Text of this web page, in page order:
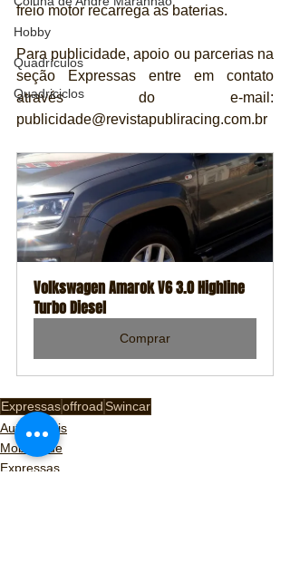
Hobby
Quadrículos
Quadriciclos
freio motor recarrega as baterias.
Para publicidade, apoio ou parcerias na
seção Expressas entre em contato
através do e-mail:
publicidade@revistapubliracing.com.br
Volkswagen Amarok V6 3.0 Highline
Turbo Diesel
Comprar
Expressasoffroad Swincar
Automóveis
Mobilidade
Expressas